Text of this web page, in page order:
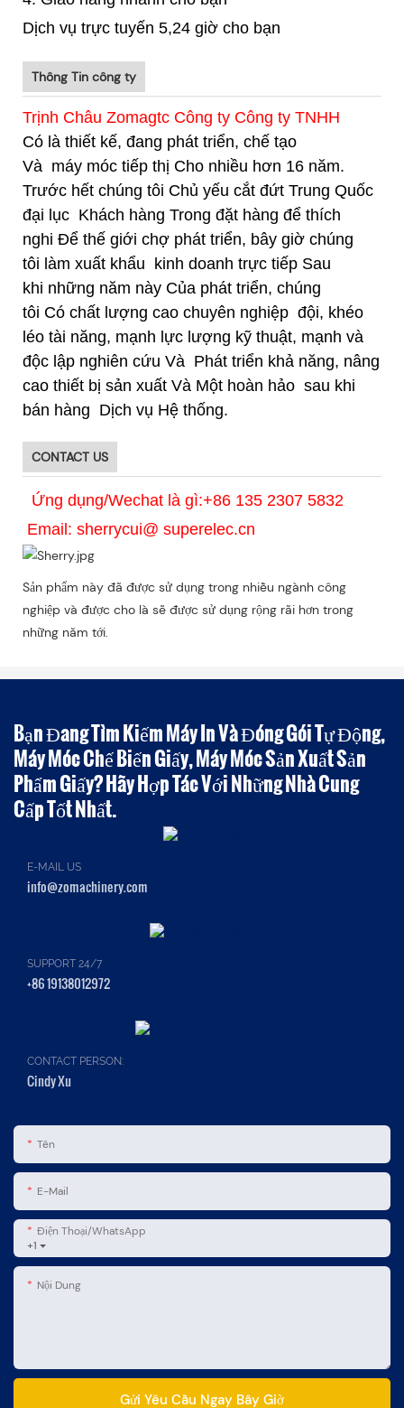
Dịch vụ trực tuyến 5,24 giờ cho bạn
Thông Tin công ty
Trịnh Châu Zomagtc Công ty Công ty TNHH
Có là thiết kế, đang phát triển, chế tạo
Và máy móc tiếp thị Cho nhiều hơn 16 năm.
Trước hết chúng tôi Chủ yếu cắt đứt Trung Quốc
đại lục Khách hàng Trong đặt hàng để thích
nghi Để thế giới chợ phát triển, bây giờ chúng
tôi làm xuất khẩu
kinh doanh trực tiếp Sau
khi những năm này Của phát triển, chúng
tôi Có chất lượng cao chuyên nghiệp đội, khéo
léo tài năng, mạnh lực lượng kỹ thuật, mạnh và
độc lập nghiên cứu Và Phát triển khả năng, nâng
cao thiết bị sản xuất Và Một hoàn hảo sau khi
bán hàng Dịch vụ Hệ thống.
CONTACT US
Ứng dụng/Wechat là gì:+86 135 2307 5832
Email: sherrycui@ superelec.cn
Sản phẩm này đã được sử dụng trong nhiều ngành công
nghiệp và được cho là sẽ được sử dụng rộng rãi hơn trong
những năm tới.
Bạn Đang Tìm Kiếm Máy In Và Đóng Gói Tự Động,
Máy Móc Chế Biến Giấy, Máy Móc Sản Xuất Sản
Phẩm Giấy? Hãy Hợp Tác Với Những Nhà Cung
Cấp Tốt Nhất.
E-MAIL US
info@zomachinery.com
SUPPORT 24/7
+86 19138012972
CONTACT PERSON:
Cindy Xu
Tên
E-Mail
+1
Điện Thoại/WhatsApp
Nội Dung
Gửi Yêu Cầu Ngay Bây Giờ